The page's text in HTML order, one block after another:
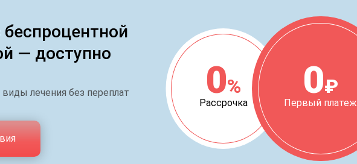
— доступно
лечения без переплат 0%
Рассрочка
0₽
Первый платеж